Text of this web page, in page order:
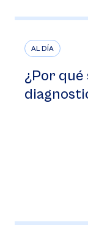
AL DÍA
¿Por qué